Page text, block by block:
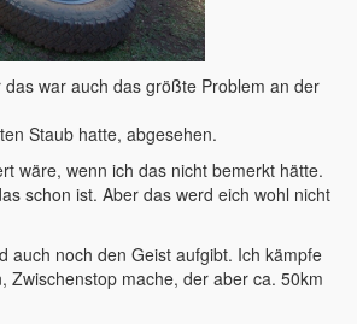
war auch das größte Problem an der
Staub hatte, abgesehen.
wäre, wenn ich das nicht bemerkt hätte.
schon ist. Aber das werd eich wohl nicht
auch noch den Geist aufgibt. Ich kämpfe
Zwischenstop mache, der aber ca. 50km